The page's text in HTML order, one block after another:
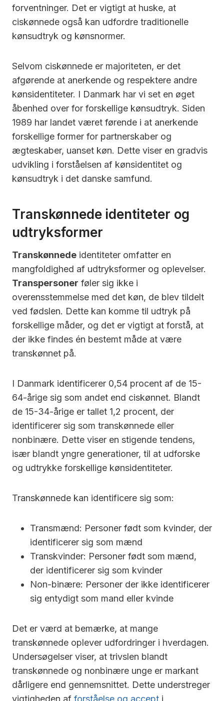
forventninger. Det er vigtigt at huske, at
ciskønnede også kan udfordre traditionelle
kønsudtryk og kønsnormer.
Selvom ciskønnede er majoriteten, er det
afgørende at anerkende og respektere andre
kønsidentiteter. I Danmark har vi set en øget
åbenhed over for forskellige kønsudtryk. Siden
1989 har landet været førende i at anerkende
forskellige former for partnerskaber og
ægteskaber, uanset køn. Dette viser en gradvis
udvikling i forståelsen af kønsidentitet og
kønsudtryk i det danske samfund.
Transkønnede identiteter og
udtryksformer
Transkønnede identiteter omfatter en
mangfoldighed af udtryksformer og oplevelser.
Transpersoner føler sig ikke i
overensstemmelse med det køn, de blev tildelt
ved fødslen. Dette kan komme til udtryk på
forskellige måder, og det er vigtigt at forstå, at
der ikke findes én bestemt måde at være
transkønnet på.
I Danmark identificerer 0,54 procent af de 15-
64-årige sig som andet end ciskønnet. Blandt
de 15-34-årige er tallet 1,2 procent, der
identificerer sig som transkønnede eller
nonbinære. Dette viser en stigende tendens,
især blandt yngre generationer, til at udforske
og udtrykke forskellige kønsidentiteter.
Transkønnede kan identificere sig som:
Transmænd: Personer født som kvinder, der
identificerer sig som mænd
Transkvinder: Personer født som mænd,
der identificerer sig som kvinder
Non-binære: Personer der ikke identificerer
sig entydigt som mand eller kvinde
Det er værd at bemærke, at mange
transkønnede oplever udfordringer i hverdagen.
Undersøgelser viser, at trivslen blandt
transkønnede og nonbinære unge er markant
dårligere end gennemsnittet. Dette understreger
vigtigheden af forståelse og accept i